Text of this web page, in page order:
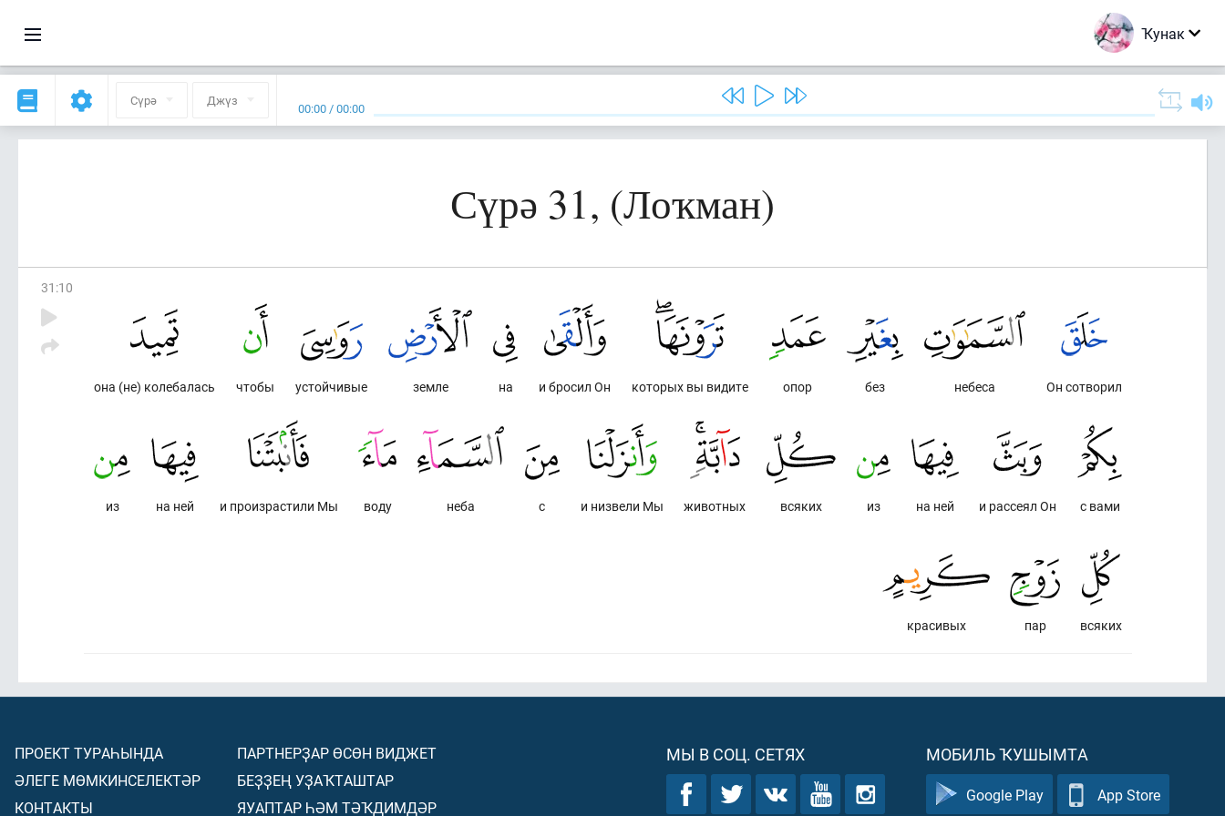
Ҡунак
Сүрә Джүз 00:00 /00:00
Сүрә 31, (Лоҡман)
31 :10
Он сотворил
небеса
без
опор
которых вы видите
и бросил Он
на
земле
устойчивые
чтобы
она (не) колебалась
с вами
и рассеял Он
на ней
из
всяких
животных
и низвели Мы
с
неба
воду
и произрастили Мы
на ней
из
всяких
пар
красивых
ПРОЕКТ ТУРАҺЫНДА
ӘЛЕГЕ МӨМКИНСЕЛЕКТӘР
КОНТАКТЫ
ПАРТНЕРҘАР ӨСӨН ВИДЖЕТ
БЕҘҘЕҢ УҘАҠТАШТАР
ЯУАПТАР ҺӘМ ТӘҠДИМДӘР
МЫ В СОЦ. СЕТЯХ МОБИЛЬ ҠУШЫМТА
Google Play App Store